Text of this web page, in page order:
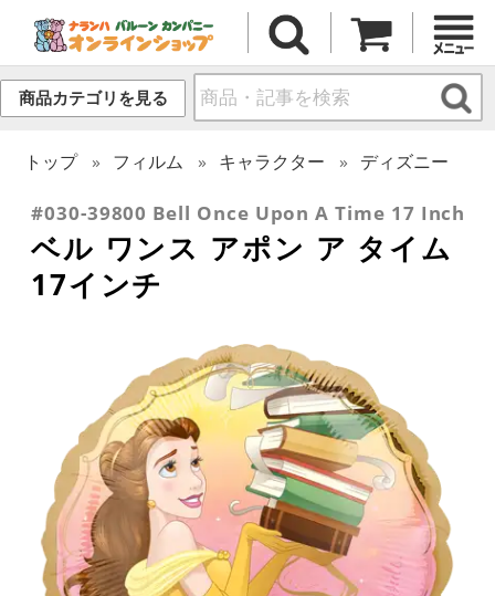
商品カテゴリを見る
トップ フィルム キャラクター ディズニー
#030-39800 Bell Once Upon A Time 17 Inch
ベル ワンス アポン ア タイム
17インチ